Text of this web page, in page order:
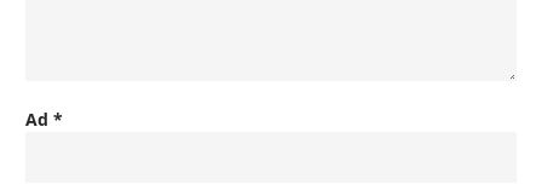
Ad *